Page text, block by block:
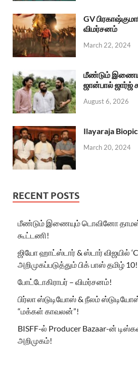
GV
விமர்சனம்
March 22, 2024
மீண்டும்
ஜான்பால் ஜார்ஜ்
August 6, 2026
Ilayaraja
March 20, 2024
RECENT POSTS
மீண்டும் இணையும் டொவினோ தாமஸ்
கூட்டணி!
ஜியோ ஹாட்ஸ்டார் & ஸ்டார் விஜயில்
அறிமுகப்படுத்தும் பிக் பாஸ் தமிழ் 10!
போட்டோகிராபர் – விமர்சனம்!
பிர்லா ஸ்டுடியோஸ் & நீலம்
“மக்கள் காவலன்”!
BISFF-ல் Producer Bazaar-ன்
அறிமுகம்!